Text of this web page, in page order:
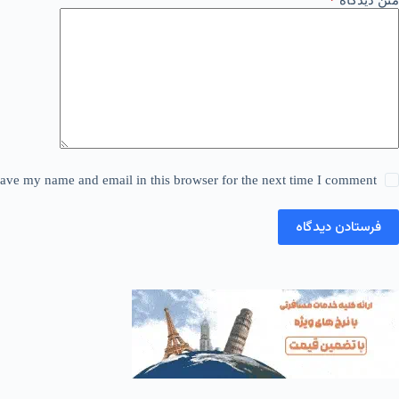
my name and email in this browser for the next time I comment.
فرستادن دیدگاه